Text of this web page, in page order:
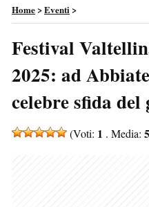
Home>Eventi>
Festival
2025: ad
celebre sfida del
(Voti: 1 . Media: